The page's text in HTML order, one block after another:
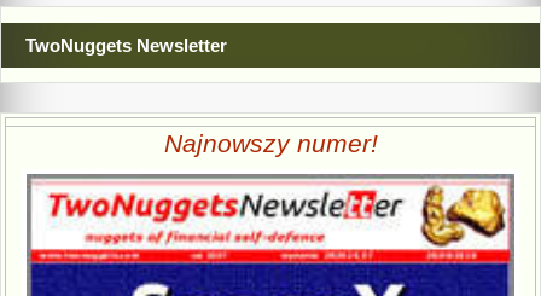
TwoNuggets Newsletter
Najnowszy numer!